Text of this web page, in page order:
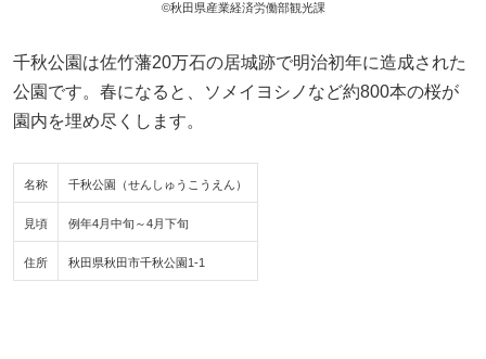
©秋田県産業経済労働部観光課
千秋公園は佐竹藩20万石の居城跡で明治初年に造成された
公園です。春になると、ソメイヨシノなど約800本の桜が
園内を埋め尽くします。
名称 千秋公園（せんしゅうこうえん）
見頃 例年4月中旬～4月下旬
住所 秋田県秋田市千秋公園1-1